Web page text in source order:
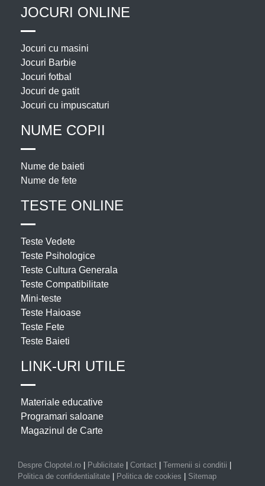
JOCURI ONLINE
Jocuri cu masini
Jocuri Barbie
Jocuri fotbal
Jocuri de gatit
Jocuri cu impuscaturi
NUME COPII
Nume de baieti
Nume de fete
TESTE ONLINE
Teste Vedete
Teste Psihologice
Teste Cultura Generala
Teste Compatibilitate
Mini-teste
Teste Haioase
Teste Fete
Teste Baieti
LINK-URI UTILE
Materiale educative
Programari saloane
Magazinul de Carte
Despre Clopotel.ro | Publicitate | Contact | Termenii si conditii |
Politica de confidentialitate | Politica de cookies | Sitemap